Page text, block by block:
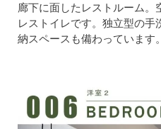
廊下に面したレストルーム。
レストイレです。独立型の手
納スペースも備わっています。